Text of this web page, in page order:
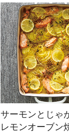
サーモンとじゃ
レモンオーブン